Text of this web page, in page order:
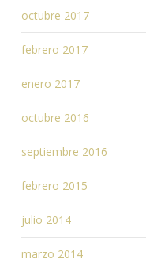
octubre 2017
febrero 2017
enero 2017
octubre 2016
septiembre 2016
febrero 2015
julio 2014
marzo 2014